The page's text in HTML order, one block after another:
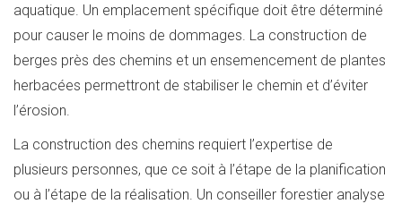
aquatique. Un emplacement spécifique doit être déterminé
pour causer le moins de dommages. La construction de
berges près des chemins et un ensemencement de plantes
herbacées permettront de stabiliser le chemin et d’éviter
l’érosion.
La construction des chemins requiert l’expertise de
plusieurs personnes, que ce soit à l’étape de la planification
ou à l’étape de la réalisation. Un conseiller forestier analyse